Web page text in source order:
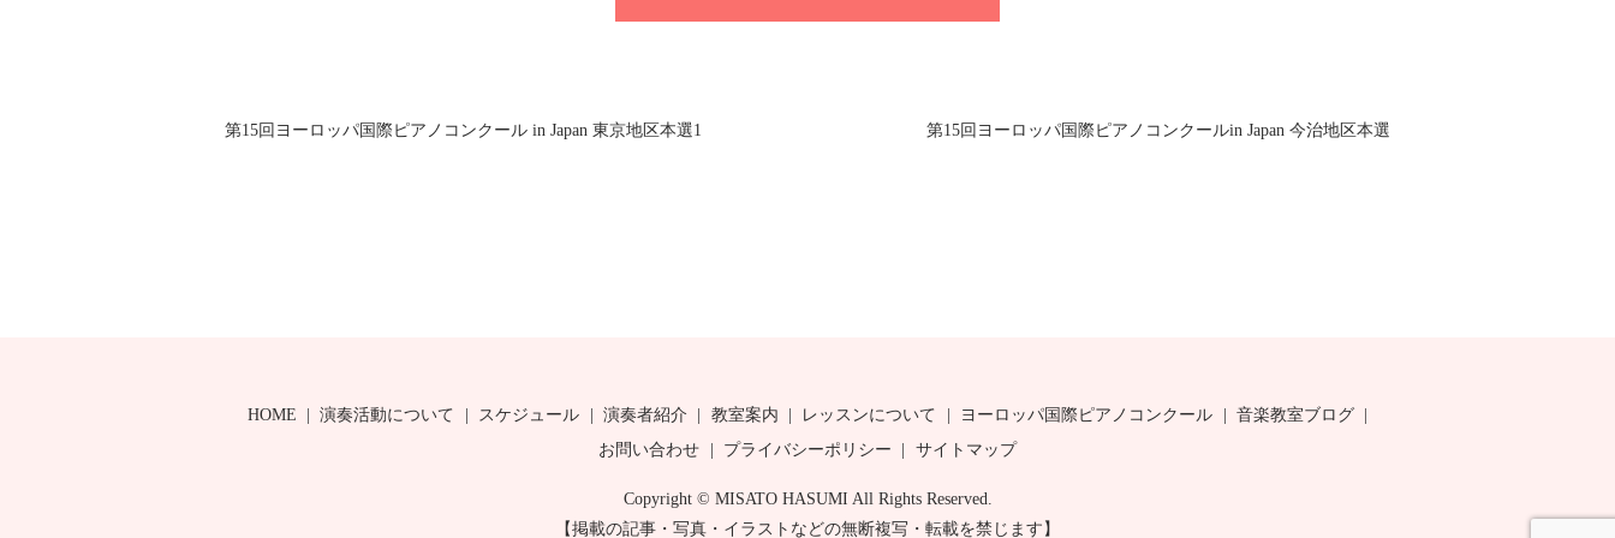
第15回ヨーロッパ国際ピアノコンクール in Japan 東京地区本選1 第15回ヨーロッパ国際ピアノコンクールin Japan 今治地区本選
HOME 演奏活動について スケジュール 演奏者紹介 教室案内 レッスンについて ヨーロッパ国際ピアノコンクール
音楽教室ブログ
お問い合わせ
プライバシーポリシー サイトマップ
Copyright © MISATO HASUMI All Rights Reserved.
【掲載の記事・写真・イラストなどの無断複写・転載を禁じます】